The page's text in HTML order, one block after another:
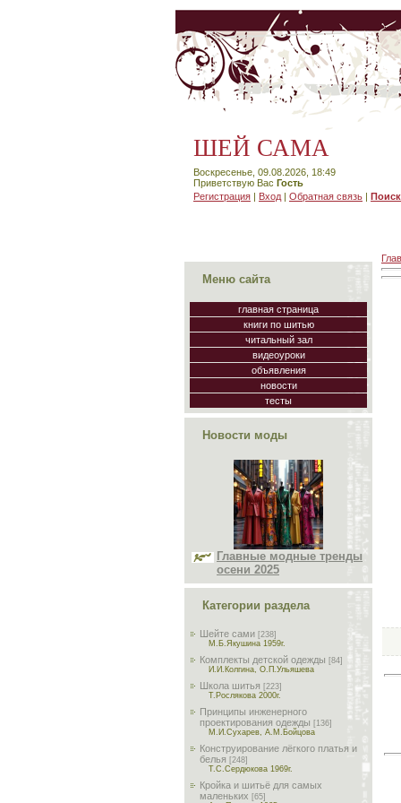
ШЕЙ САМА
Воскресенье, 09.08.2026, 18:49
Приветствую Вас Гость
Регистрация | Вход | Обратная связь |
Меню сайта
главная страница
книги по шитью
читальный зал
видеоуроки
объявления
новости
тесты
Новости моды
Главные модные тренды
осени 2025
Категории раздела
Шейте сами [238]
М.Б.Якушина 1959г.
Комплекты детской одежды [84]
И.И.Колгина, О.П.Ульяшева
Школа шитья [223]
Т.Рослякова 2000г.
Принципы инженерного
проектирования одежды [136]
М.И.Сухарев, А.М.Бойцова
Конструирование лёгкого платья и
белья [248]
Т.С.Сердюкова 1969г.
Кройка и шитьё для самых
маленьких [65]